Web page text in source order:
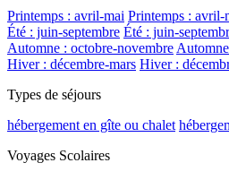
Printemps : avril-mai Printemps : avril-
Été : juin-septembre Été : juin-
Automne : octobre-novembre
Hiver : décembre-mars Hiver :
Types de séjours
hébergement en gîte ou chalet
Voyages Scolaires